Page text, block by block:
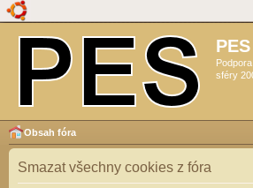
PES
sféry
Obsah fóra
Smazat všechny cookies z fóra